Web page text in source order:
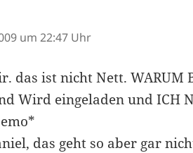
um 22:47 Uhr
das ist nicht Nett. WARUM
Wird eingeladen und ICH
das geht so aber gar